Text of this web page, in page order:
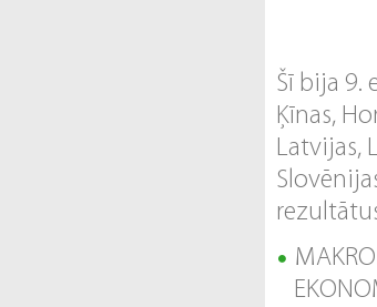
Šī bija 9.
Ķīnas,
Latvijas,